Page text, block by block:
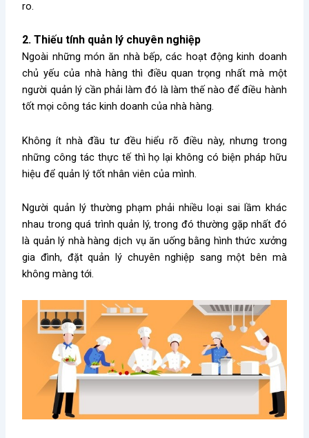
ro.
2. Thiếu tính quản lý chuyên nghiệp
Ngoài những món ăn nhà bếp, các hoạt động kinh doanh
chủ yếu của nhà hàng thì điều quan trọng nhất mà một
người quản lý cần phải làm đó là làm thế nào để điều hành
tốt mọi công tác kinh doanh của nhà hàng.
Không ít nhà đầu tư đều hiểu rõ điều này, nhưng trong
những công tác thực tế thì họ lại không có biện pháp hữu
hiệu để quản lý tốt nhân viên của mình.
Người quản lý thường phạm phải nhiều loại sai lầm khác
nhau trong quá trình quản lý, trong đó thường gặp nhất đó
là quản lý nhà hàng dịch vụ ăn uống bằng hình thức xưởng
gia đình, đặt quản lý chuyên nghiệp sang một bên mà
không màng tới.